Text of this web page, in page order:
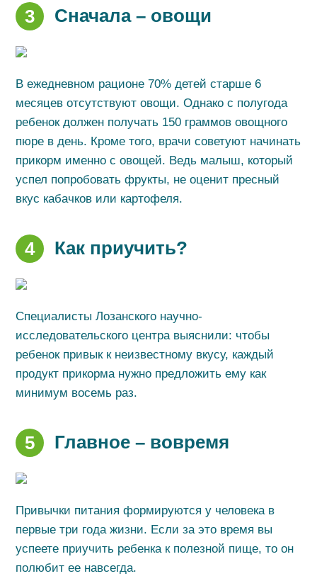
3 Сначала – овощи
В ежедневном рационе 70% детей старше 6
месяцев отсутствуют овощи. Однако с полугода
ребенок должен получать 150 граммов овощного
пюре в день. Кроме того, врачи советуют начинать
прикорм именно с овощей. Ведь малыш, который
успел попробовать фрукты, не оценит пресный
вкус кабачков или картофеля.
4 Как приучить?
Специалисты Лозанского научно-
исследовательского центра выяснили: чтобы
ребенок привык к неизвестному вкусу, каждый
продукт прикорма нужно предложить ему как
минимум восемь раз.
5 Главное – вовремя
Привычки питания формируются у человека в
первые три года жизни. Если за это время вы
успеете приучить ребенка к полезной пище, то он
полюбит ее навсегда.